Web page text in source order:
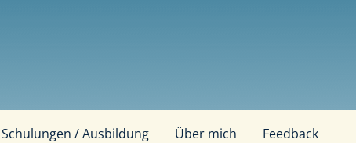
Schulungen / Ausbildung Über mich Feedback